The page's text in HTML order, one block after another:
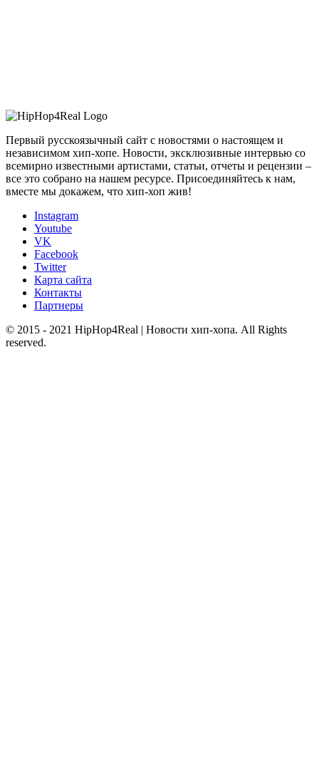
Первый русскоязычный сайт с новостями о настоящем и
независимом хип-хопе. Новости, эксклюзивные интервью со
всемирно известными артистами, статьи, отчеты и рецензии –
все это собрано на нашем ресурсе. Присоединяйтесь к нам,
вместе мы докажем, что хип-хоп жив!
Instagram
Youtube
VK
Facebook
Twitter
Карта сайта
Контакты
Партнеры
© 2015 - 2021 HipHop4Real | Новости хип-хопа. All Rights
reserved.